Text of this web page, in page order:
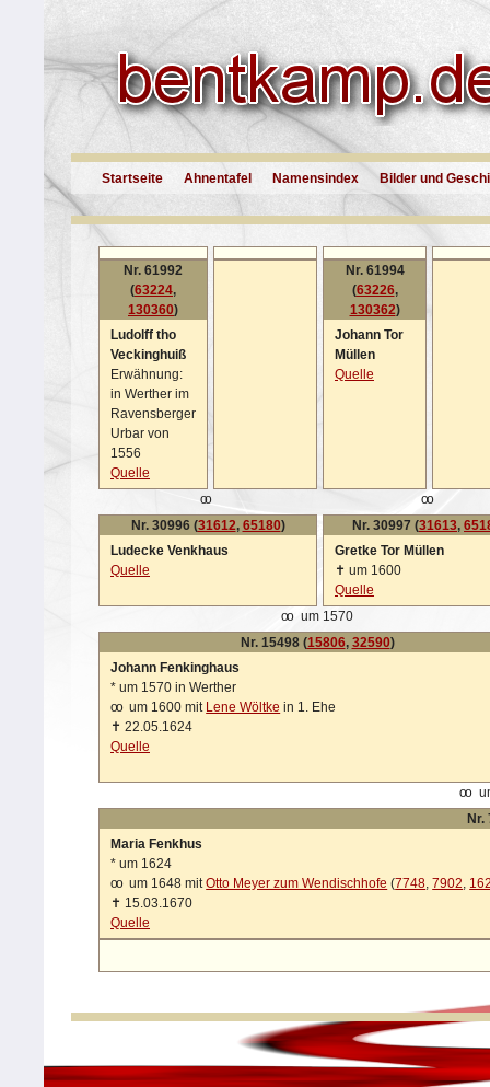
Startseite Ahnentafel Namensindex Bilder und
Nr. 61992
(63224,
130360)
Ludolff tho
Veckinghuiß
Erwähnung:
in Werther im
Ravensberger
Urbar von
1556
Quelle
Nr. 61994
(63226,
130362)
Johann Tor
Müllen
Quelle
oo
oo
Nr. 30996 (31612, 65180)
Ludecke Venkhaus
Quelle
Nr. 30997 (31613,
Gretke Tor Müllen
✝ um 1600
Quelle
oo
um 1570
Nr. 15498 (15806, 32590)
Johann Fenkinghaus
* um 1570 in Werther
oo um 1600 mit Lene Wöltke in 1. Ehe
✝ 22.05.1624
Quelle
oo
Nr.
Maria Fenkhus
* um 1624
oo um 1648 mitOtto Meyer zum Wendischhofe (7748,7902,
✝ 15.03.1670
Quelle